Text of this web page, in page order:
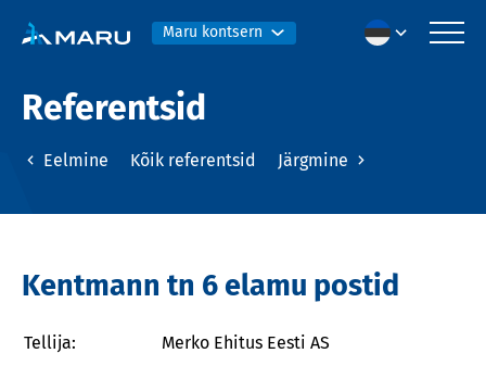
Maru kontsern
Referentsid
Eelmine Kõik referentsid Järgmine
Kentmann tn 6 elamu postid
Tellija:
Merko Ehitus Eesti AS